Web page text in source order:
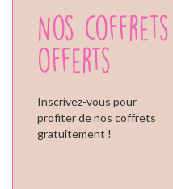
Nos coffrets
offerts
Inscrivez-vous pour
profiter de nos coffrets
gratuitement !